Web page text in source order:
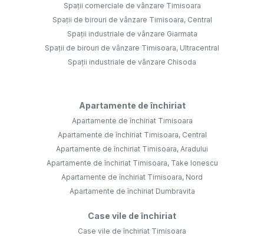
Spații comerciale de vânzare Timisoara
Spații de birouri de vânzare Timisoara, Central
Spații industriale de vânzare Giarmata
Spații de birouri de vânzare Timisoara, Ultracentral
Spații industriale de vânzare Chisoda
Apartamente de închiriat
Apartamente de închiriat Timisoara
Apartamente de închiriat Timisoara, Central
Apartamente de închiriat Timisoara, Aradului
Apartamente de închiriat Timisoara, Take Ionescu
Apartamente de închiriat Timisoara, Nord
Apartamente de închiriat Dumbravita
Case vile de închiriat
Case vile de închiriat Timisoara